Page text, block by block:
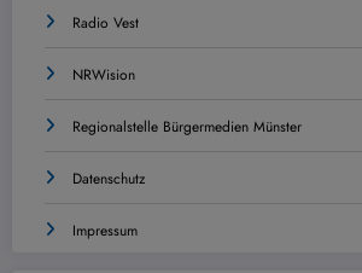
Radio Vest
NRWision
Regionalstelle Bürgermedien Münster
Datenschutz
Impressum